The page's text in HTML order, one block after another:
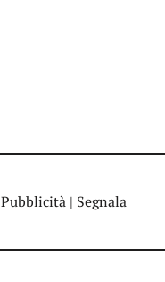
Pubblicità | Segnala